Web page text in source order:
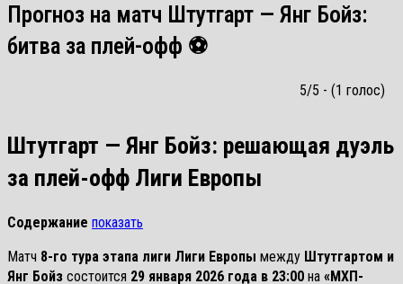
Прогноз на матч Штутгарт — Янг Бойз:
битва за плей-офф ⚽
5/5 - (1 голос)
Штутгарт — Янг Бойз: решающая дуэль
за плей-офф Лиги Европы
Содержание показать
Матч 8-го тура этапа лиги Лиги Европы между Штутгартом и
Янг Бойз состоится 29 января 2026 года в 23:00 на «МХП-